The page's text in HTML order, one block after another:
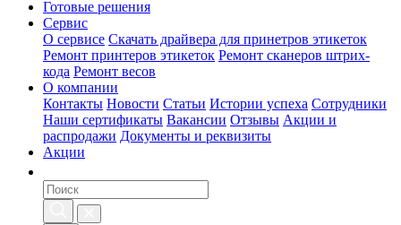
Готовые решения
Сервис
О сервисе Скачать драйвера для принетров этикеток
Ремонт принтеров этикеток Ремонт сканеров штрих-
кода Ремонт весов
О компании
Контакты Новости Статьи Истории успеха Сотрудники
Наши сертификаты Вакансии Отзывы Акции и
распродажи Документы и реквизиты
Акции